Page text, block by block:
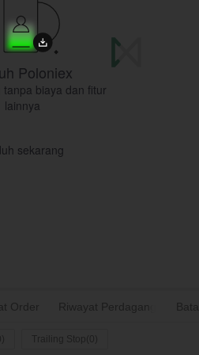
Order Riwayat Perdagangan
Trailing Stop(0)
Poloniex
tanpa biaya dan fitur
lainnya
sekarang